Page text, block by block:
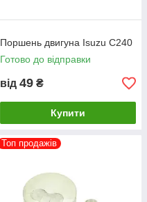
Поршень двигуна Isuzu C240
Готово до відправки
від 49 ₴
Купити
Топ продажів